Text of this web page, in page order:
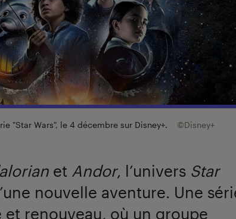
"Star Wars", le 4 décembre sur Disney+. ©Disney+
et Andor, l’univers Star
nouvelle aventure. Une
renouveau, où un groupe